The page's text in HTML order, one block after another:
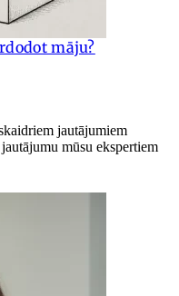
māju?
jautājumiem
mūsu ekspertiem